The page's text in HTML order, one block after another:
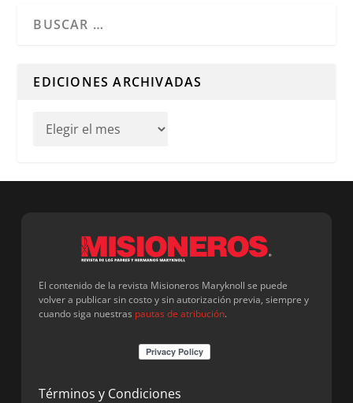
EDICIONES ARCHIVADAS
El contenido de la revista Misioneros Maryknoll se puede
volver a publicar sin costo y sin autorización previa, siempre y
cuando siga nuestras pautas de atribución.
Términos y Condiciones